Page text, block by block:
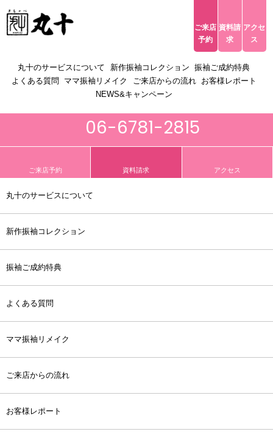
ご来店
予約
資料請
求
アクセ
ス
丸十のサービスについて 新作振袖コレクション
振袖ご成約特典
よくある質問
ママ振袖リメイク ご来店からの流れ
お客様レポート
NEWS&キャンペーン
ACCESS
06-6781-2815
ご来店予約 資料請求 アクセス
丸十のサービスについて
新作振袖コレクション
振袖ご成約特典
よくある質問
ママ振袖リメイク
ご来店からの流れ
お客様レポート